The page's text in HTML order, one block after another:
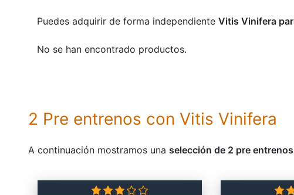
Puedes adquirir de forma independiente Vitis Vinifera
No se han encontrado productos.
2 Pre entrenos con Vitis Vinifera
A continuación mostramos una selección de 2 pre